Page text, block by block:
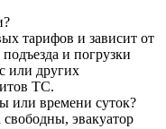
тарифов и зависит от
и погрузки
или других
ТС.
или времени суток?
эвакуатор